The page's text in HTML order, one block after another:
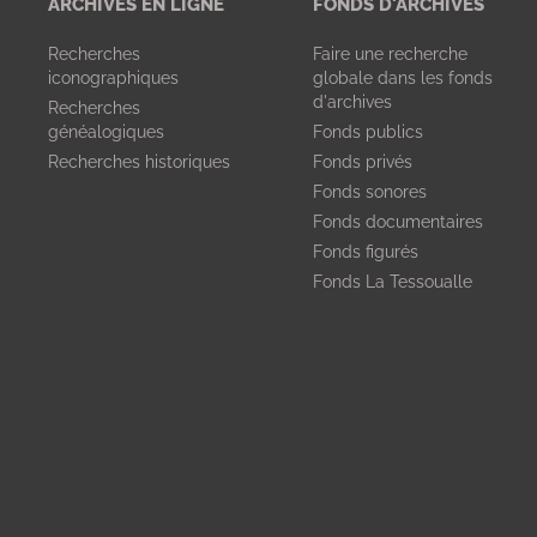
ARCHIVES EN LIGNE
Recherches
iconographiques
Recherches
généalogiques
Recherches historiques
FONDS D'ARCHIVES
Faire une recherche
globale dans les fonds
d'archives
Fonds publics
Fonds privés
Fonds sonores
Fonds documentaires
Fonds figurés
Fonds La Tessoualle